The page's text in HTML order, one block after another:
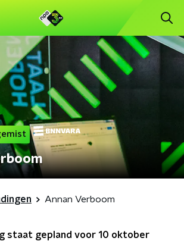
Annan Verboom
staat gepland voor 10 oktober